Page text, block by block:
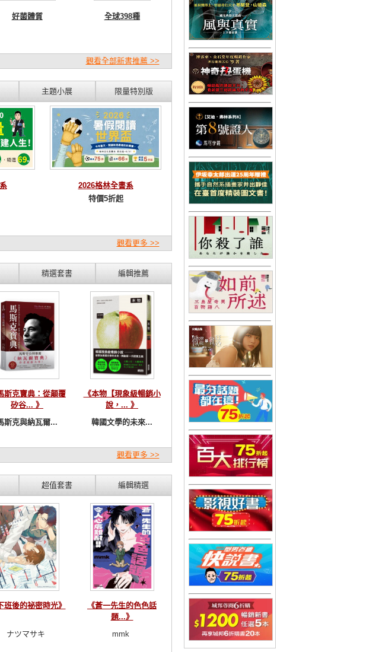
好菌體質 全球398種
觀看全部新書推薦 >>
主題小展 限量特別版
2026格林全書系
特價5折起
觀看更多 >>
精選套書 編輯推薦
斯克寶典：從顛覆
矽谷... 》
斯克與納瓦爾...
《本物【現象級暢銷小
說，... 》
韓國文學的未來...
觀看更多 >>
超值套書 編輯精選
班後的祕密時光》
ナツマサキ
《蒼一先生的色色話
題...》
mmk